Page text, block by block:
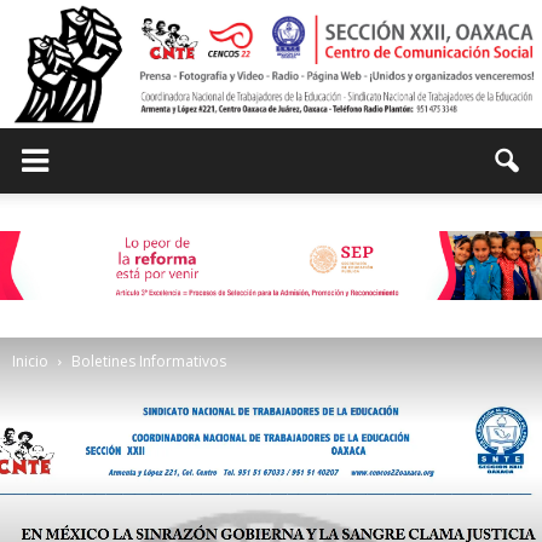
de
Social
Inicio Boletines Informativos